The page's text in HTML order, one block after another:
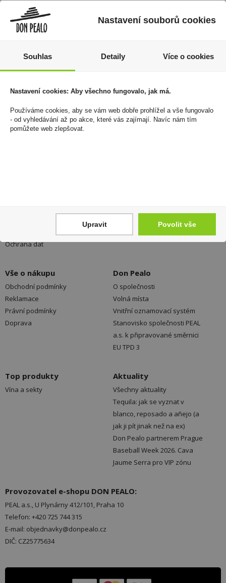
+420 725 744 315
denně 6:00 – 15:30 hod
Newsletter
Zde se můžete registrovat k odběru novinek a
neunikne Vám žádná akční nabídka a sleva!
Ochrana dat
Vše o nákupu
Obchodní podmínky
Reklamace
Právní podmínky
Doprava
Don Pealo
O společnosti
Volná místa
Vnitřní oznamovací systém
Stanovisko společnosti PEAL
a.s. k připravované směrnici
EU TPD 3
Top produkty
Vína a sekty
Aktuality
Všechny aktuality
Tequila: jak se vyznat v
blanco, reposado a añejo (a
jak ji pít jinak než na ex)
Don Pealo partnerem Prague
Baseball Week 2026. Cava
Jaume Serra pro VIP zónu
Provozovatel e-shopu DON PEALO:
PEAL a.s., U Plynárny 412/101, Praha 10
Telefon: +420 725 744 315
E-mail: objednavky@donpealo.cz
DIČ: CZ25775634
Nastavení souborů cookies
Souhlas Detaily Více o cookies
Nastavení cookies: Aby všechno fungovalo, jak má.
Používáme cookies, aby se vám web dobře prohlížel a vše fungovalo
- od vyhledávání až po akce, které vás zajímají. Navíc nám tím
pomůžete web zlepšovat.
Upravit Povolit vše